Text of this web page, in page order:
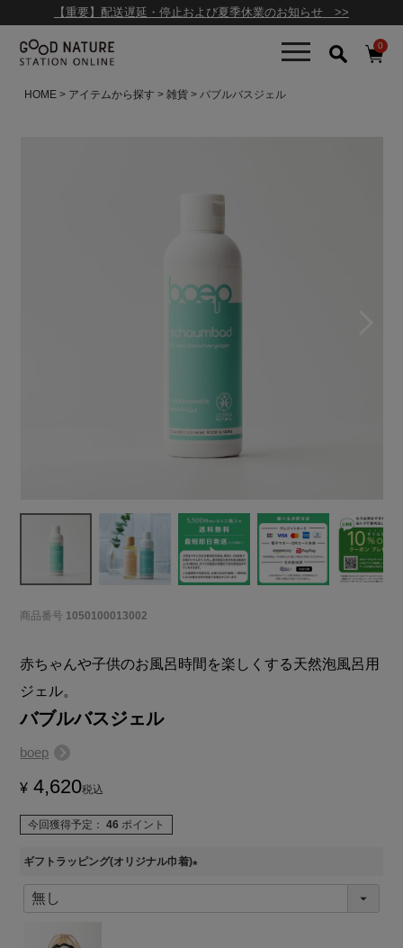
【重要】配送遅延・停止および夏季休業のお知らせ >>
0
HOME アイテムから探す 雑貨 バブルバスジェル
商品番号 1050100013002
赤ちゃんや子供のお風呂時間を楽しくする天然泡風呂用
ジェル。
バブルバスジェル
boep
¥ 4,620税込
今回獲得予定： 46 ポイント
ギフトラッピング(オリジナル巾着)
(